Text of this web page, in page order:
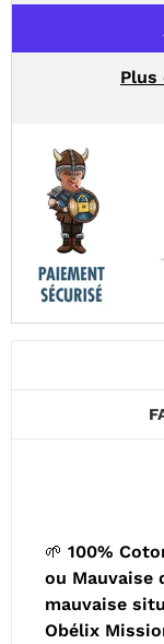
Plus
🌱 100%
ou Mauvaise
mauvaise
Obélix